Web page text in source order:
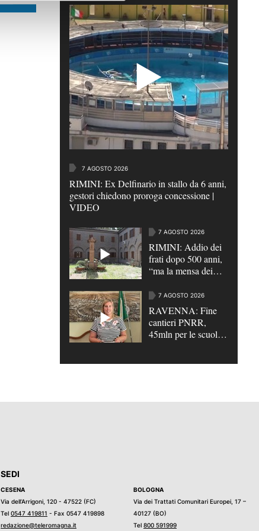
7 AGOSTO 2026
RIMINI: Ex Delfinario in stallo da 6 anni,
gestori chiedono proroga concessione |
VIDEO
7 AGOSTO 2026
RIMINI: Addio dei
frati dopo 500 anni,
“ma la mensa dei
VIDEO
7 AGOSTO 2026
RAVENNA: Fine
cantieri PNRR,
45mln per le scuole,
SEDI
CESENA
Via dell’Arrigoni, 120 - 47522 (FC)
Tel 0547 419811 - Fax 0547 419898
redazione@teleromagna.it
BOLOGNA
Via dei Trattati Comunitari Europei, 17 –
40127 (BO)
Tel 800 591999